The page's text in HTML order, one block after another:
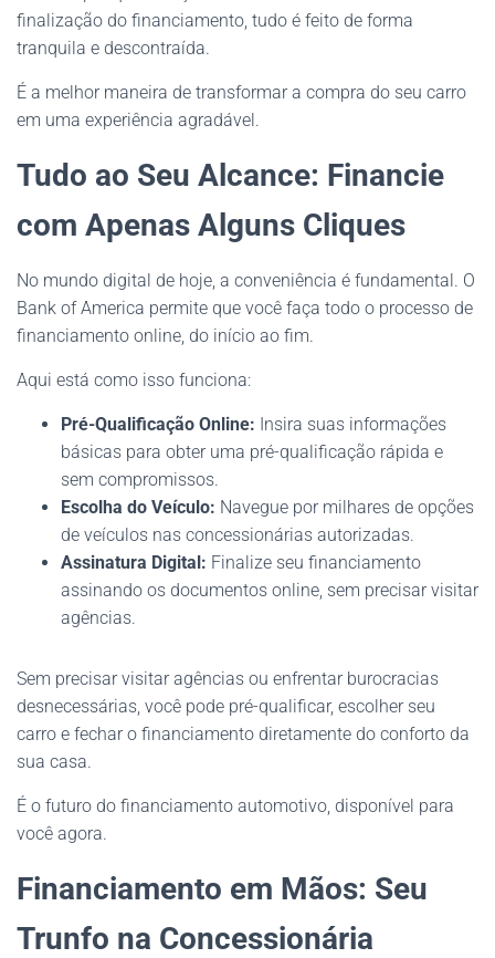
finalização do financiamento, tudo é feito de forma
tranquila e descontraída.
É a melhor maneira de transformar a compra do seu carro
em uma experiência agradável.
Tudo ao Seu Alcance: Financie
com Apenas Alguns Cliques
No mundo digital de hoje, a conveniência é fundamental. O
Bank of America permite que você faça todo o processo de
financiamento online, do início ao fim.
Aqui está como isso funciona:
Pré-Qualificação Online: Insira suas informações
básicas para obter uma pré-qualificação rápida e
sem compromissos.
Escolha do Veículo: Navegue por milhares de opções
de veículos nas concessionárias autorizadas.
Assinatura Digital: Finalize seu financiamento
assinando os documentos online, sem precisar visitar
agências.
Sem precisar visitar agências ou enfrentar burocracias
desnecessárias, você pode pré-qualificar, escolher seu
carro e fechar o financiamento diretamente do conforto da
sua casa.
É o futuro do financiamento automotivo, disponível para
você agora.
Financiamento em Mãos: Seu
Trunfo na Concessionária